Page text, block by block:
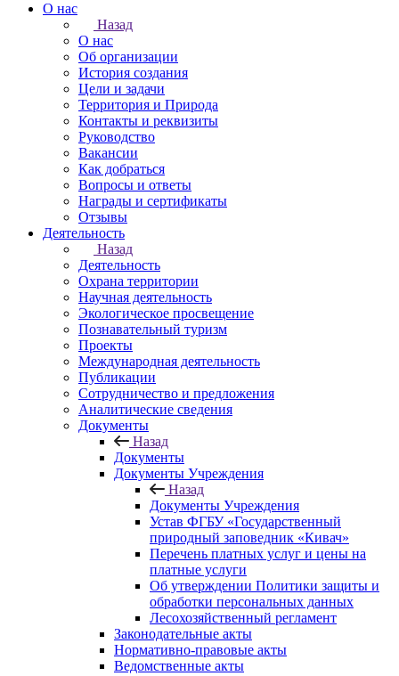
О нас
Назад
О нас
Об организации
История создания
Цели и задачи
Территория и Природа
Контакты и реквизиты
Руководство
Вакансии
Как добраться
Вопросы и ответы
Награды и сертификаты
Отзывы
Деятельность
Назад
Деятельность
Охрана территории
Научная деятельность
Экологическое просвещение
Познавательный туризм
Проекты
Международная деятельность
Публикации
Сотрудничество и предложения
Аналитические сведения
Документы
Назад
Документы
Документы Учреждения
Назад
Документы Учреждения
Устав ФГБУ «Государственный
природный заповедник «Кивач»
Перечень платных услуг и цены на
платные услуги
Об утверждении Политики защиты и
обработки персональных данных
Лесохозяйственный регламент
Законодательные акты
Нормативно-правовые акты
Ведомственные акты